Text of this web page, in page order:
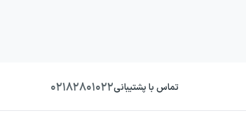
تماس با پشتیبانی۰۲۱۸۲۸۰۱۰۲۲